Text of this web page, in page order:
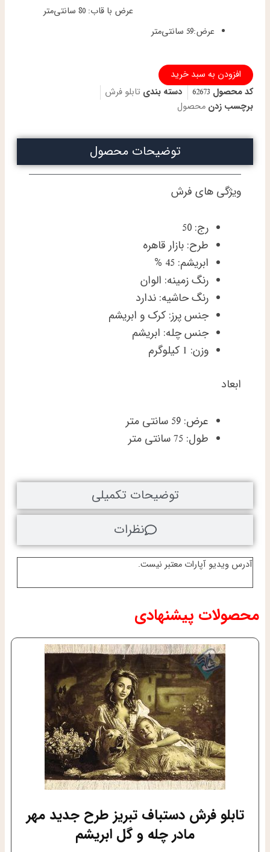
عرض:59 سانتی‌متر
عرض با قاب: 80 سانتی‌متر
تابلو
فرش
دستباف
تبریز
چله
گل
ابریشم
برجسته
افزودن به سبد خرید
کد محصول 62673 دسته بندی تابلو فرش
برچسب زدن محصول
آدرس ویدیو آپارات معتبر نیست.
توضیحات محصول
توضیحات تکمیلی
نظرات
ویژگی های فرش
رج: 50
طرح: بازار قاهره
ابریشم: 45 %
رنگ زمینه: الوان
رنگ حاشیه: ندارد
جنس پرز: کرک و ابریشم
جنس چله: ابریشم
وزن: 1 کیلوگرم
ابعاد
عرض: 59 سانتی متر
طول: 75 سانتی متر
محصولات پیشنهادی
تابلو فرش دستباف تبریز طرح جدید مهر
مادر چله و گل ابریشم